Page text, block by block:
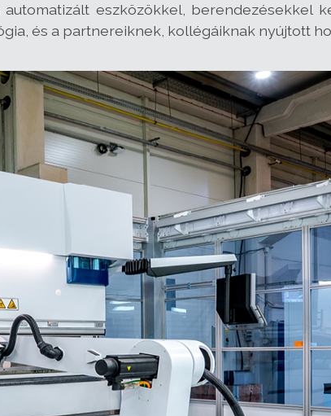
eszközökkel, berendezésekkel
és a partnereiknek, kollégáiknak nyújtott